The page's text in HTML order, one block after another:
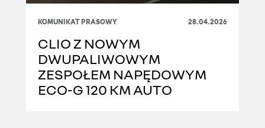
KOMUNIKAT PRASOWY 28.04.2026
CLIO Z NOWYM
DWUPALIWOWYM
ZESPOŁEM NAPĘDOWYM
ECO-G 120 KM AUTO